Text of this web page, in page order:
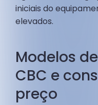
iniciais do
elevados.
Modelos
CBC e
preço